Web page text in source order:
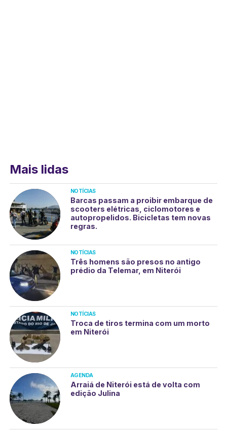
Mais lidas
NOTÍCIAS
Barcas passam a proibir embarque de
scooters elétricas, ciclomotores e
autopropelidos. Bicicletas tem novas
regras.
NOTÍCIAS
Três homens são presos no antigo
prédio da Telemar, em Niterói
NOTÍCIAS
Troca de tiros termina com um morto
em Niterói
AGENDA
Arraiá de Niterói está de volta com
edição Julina